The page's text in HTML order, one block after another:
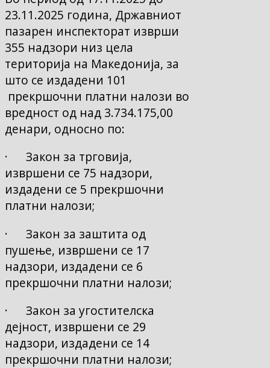
23.11.2025 година, Државниот
пазарен инспекторат изврши
355 надзори низ цела
територија на Македонија, за
што се издадени 101
прекршочни платни налози во
вредност од над 3.734.175,00
денари, односно по:
· Закон за трговија,
извршени се 75 надзори,
издадени се 5 прекршочни
платни налози;
· Закон за заштита од
пушење, извршени се 17
надзори, издадени се 6
прекршочни платни налози;
· Закон за угостителска
дејност, извршени се 29
надзори, издадени се 14
прекршочни платни налози;